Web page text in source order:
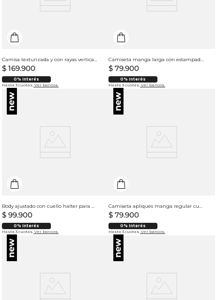
Camisa texturizada y con rayas verticales para hombre
$ 169.900
0% Interés
Hasta 3 cuotas. Ver bancos.
Camiseta manga larga con estampado para mujer
$ 79.900
0% Interés
Hasta 3 cuotas. Ver bancos.
Body ajustado con cuello halter para mujer
$ 99.900
0% Interés
Hasta 3 cuotas. Ver bancos.
Camiseta apliques manga regular cuello redondo para hombre
$ 79.900
0% Interés
Hasta 3 cuotas. Ver bancos.